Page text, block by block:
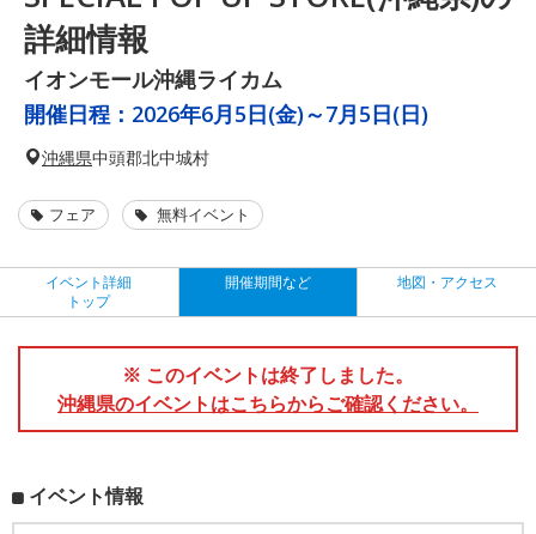
詳細情報
イオンモール沖縄ライカム
開催日程： 2026年6月5日(金)～7月5日(日)
沖縄県中頭郡北中城村
フェア 無料イベント
イベント詳細
トップ
開催期間など 地図・アクセス
※ このイベントは終了しました。
沖縄県のイベントはこちらからご確認ください。
イベント情報